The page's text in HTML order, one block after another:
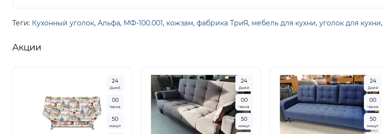
Теги: Кухонный уголок, Альфа, МФ-100.001, кожзам, фабрика ТриЯ, мебель для кухни, уголок для кухни,
Акции
24
Дней
00
Часов
50
минут
24
Дней
00
Часов
50
минут
24
Дней
00
Часов
50
минут